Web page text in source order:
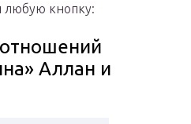
любую кнопку:
Аллан и